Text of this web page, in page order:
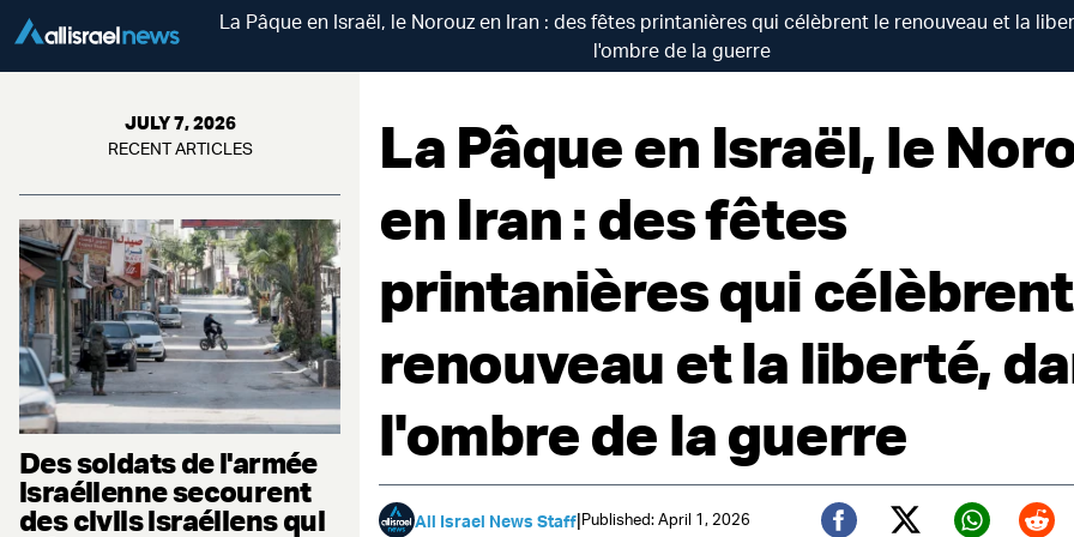
La Pâque en Israël, le Norouz en Iran : des fêtes printanières qui célèbrent le renouveau et la
l'ombre de la guerre
JULY 7, 2026
RECENT ARTICLES
Des soldats de l'armée
israélienne secourent
des civils israéliens qui
La Pâque en Israël, le
en Iran : des fêtes
printanières qui
renouveau et la liberté,
l'ombre de la guerre
All Israel News Staff|Published: April 1, 2026